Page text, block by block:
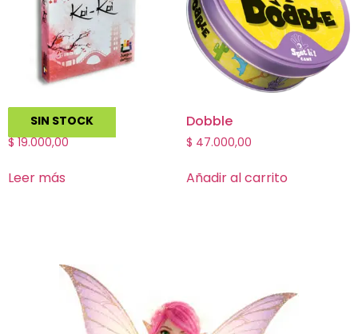
SIN STOCK
Koi Koi
$19.000,00
Leer más
Dobble
$ 47.000,00
Añadir al carrito